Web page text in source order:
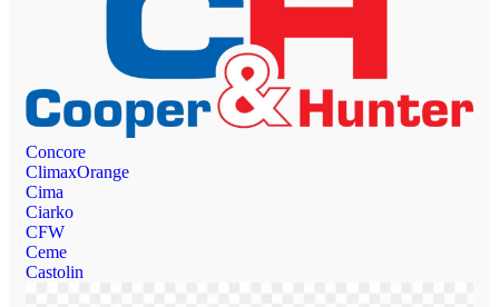
Concore
ClimaxOrange
Cima
Ciarko
CFW
Ceme
Castolin